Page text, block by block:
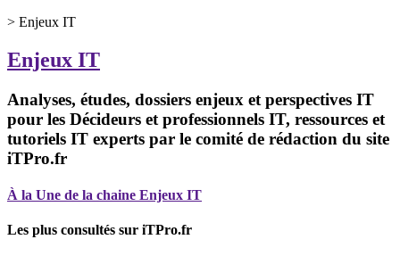
> Enjeux IT
Enjeux IT
Analyses, études, dossiers enjeux et perspectives IT
pour les Décideurs et professionnels IT, ressources et
tutoriels IT experts par le comité de rédaction du site
iTPro.fr
À la Une de la chaine Enjeux IT
Les plus consultés sur iTPro.fr